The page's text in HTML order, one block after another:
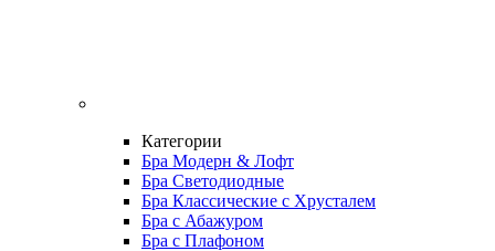
Категории
Бра Модерн & Лофт
Бра Светодиодные
Бра Классические с Хрусталем
Бра с Абажуром
Бра с Плафоном